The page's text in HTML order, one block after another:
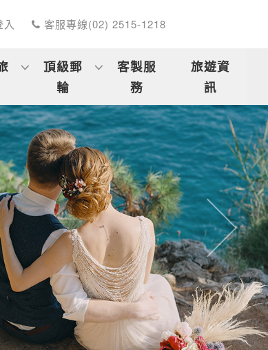
客服專線(02) 2515-1218
頂級郵
輪
客製服
務
旅遊資
訊
往後